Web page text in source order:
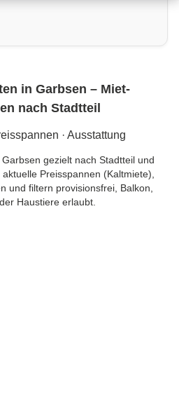
Tipps, Kostenrahmen
Garbsen für dein Projekt.
in Garbsen – Miet­
nach Stadtteil
· Ausstattung
gezielt nach Stadtteil und
Preisspannen (Kaltmiete),
und filtern provisionsfrei, Balkon,
Haustiere erlaubt.